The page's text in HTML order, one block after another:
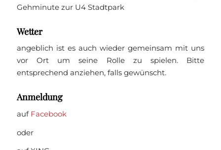
Gehminute zur U4 Stadtpark
Wetter
angeblich ist es auch wieder gemeinsam mit uns
vor Ort um seine Rolle zu spielen. Bitte
entsprechend anziehen, falls gewünscht.
Anmeldung
auf Facebook
oder